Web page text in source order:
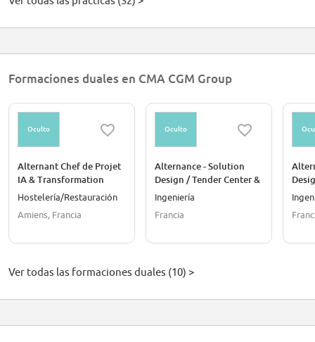
Formaciones duales en CMA CGM Group
Oculto
Alternant Chef de Projet
IA & Transformation
Digitale
Hostelería/Restauración
Amiens, Francia
Oculto
Alternance - Solution
Design / Tender Center &
FVL Logistics
Ingeniería
Francia
FVL
Ver todas las formaciones duales (10) >